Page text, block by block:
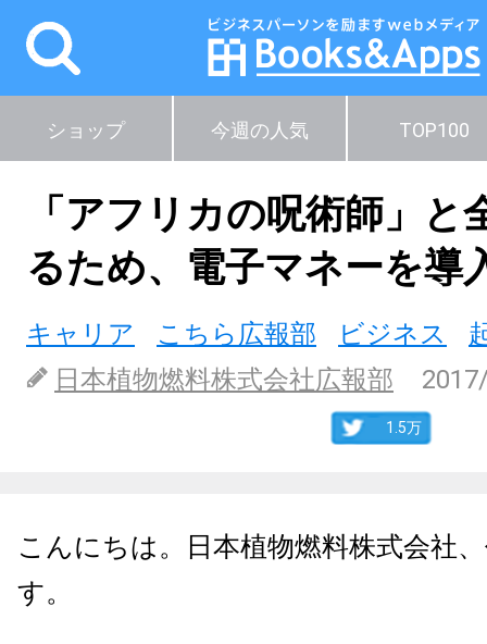
ショップ 今週の人気 TOP100
「アフリカの呪術師」と
るため、電子マネーを導
キャリア こちら広報部 ビジネス
日本植物燃料株式会社広報部
1.5万
こんにちは。日本植物燃料株式会社
す。